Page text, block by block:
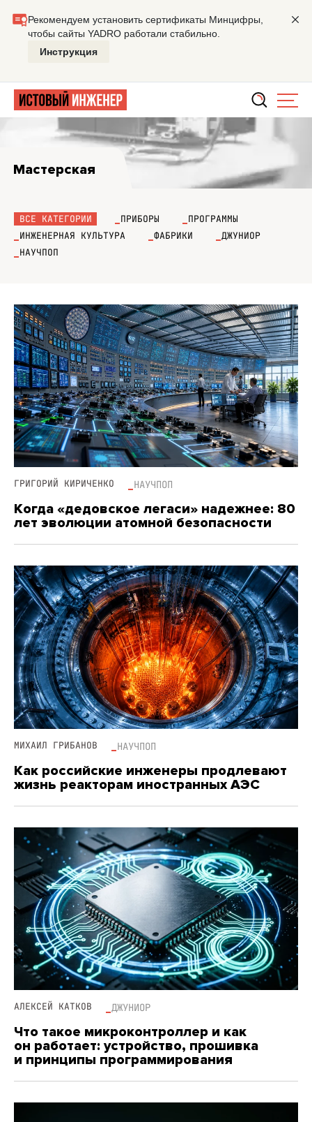
Главная Мастерская
Мастерская
ВСЕ КАТЕГОРИИ ПРИБОРЫ
ПРОГРАММЫ
ИНЖЕНЕРНАЯ КУЛЬТУРА
ФАБРИКИ
ДЖУНИОР
НАУЧПОП
ГРИГОРИЙ КИРИЧЕНКО НАУЧПОП
Когда «дедовское легаси» надежнее: 80
лет эволюции атомной безопасности
МИХАИЛ ГРИБАНОВ НАУЧПОП
Как российские инженеры продлевают
жизнь реакторам иностранных АЭС
АЛЕКСЕЙ КАТКОВ ДЖУНИОР
Что такое микроконтроллер и как
он работает: устройство, прошивка
и принципы программирования